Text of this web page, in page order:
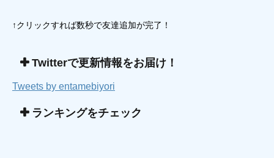
↑クリックすれば数秒で友達追加が完了！
Twitterで更新情報をお届け！
Tweets by entamebiyori
ランキングをチェック